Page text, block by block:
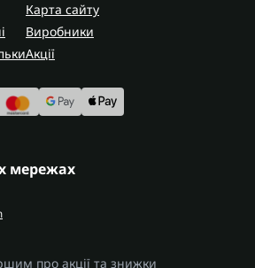
Карта сайту
Виробники
Акції
мережах
про акції та знижки